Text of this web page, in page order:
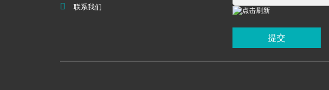
联系我们
提交